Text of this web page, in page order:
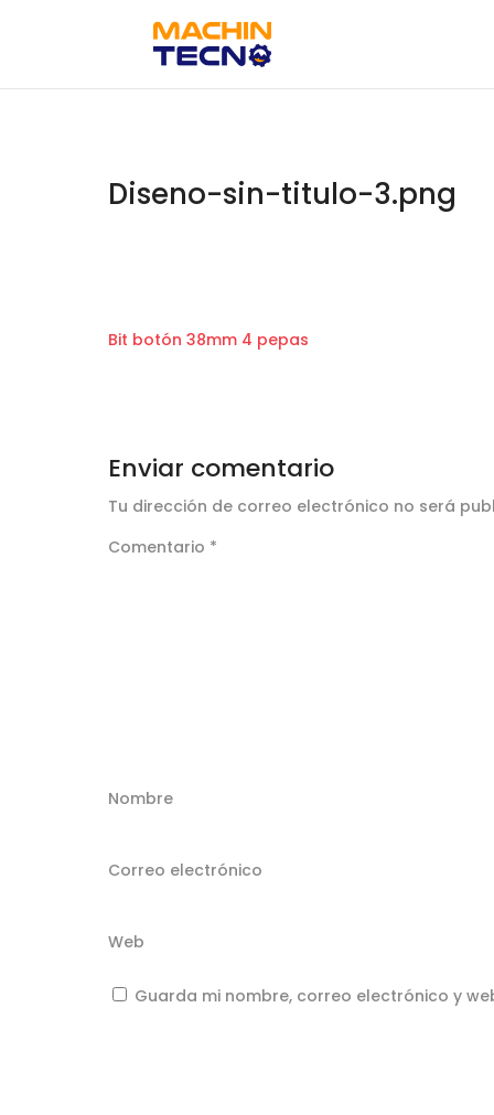
Diseno-sin-titulo-3.png
Bit botón 38mm 4 pepas
Enviar comentario
Tu dirección de correo electrónico no será
Comentario *
Nombre
Correo electrónico
Web
Guarda mi nombre, correo electrónico y